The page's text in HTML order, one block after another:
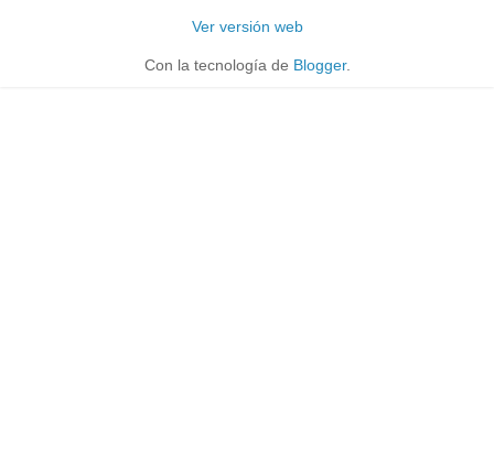
Ver versión web
Con la tecnología de Blogger.